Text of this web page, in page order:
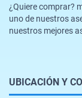
¿Quiere comprar?
uno de nuestros
nuestros mejores
UBICACIÓN Y